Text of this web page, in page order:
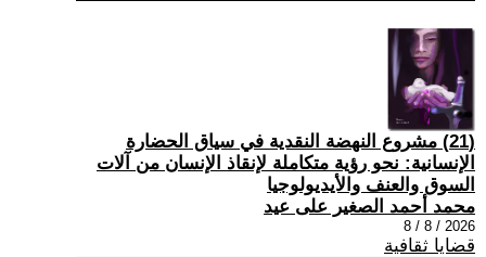
(21) مشروع النهضة النقدية في سياق الحضارة
الإنسانية: نحو رؤية متكاملة لإنقاذ الإنسان من آلات
السوق والعنف والأيديولوجيا
محمد أحمد الصغير على عيد
2026 / 8 / 8
قضايا ثقافية